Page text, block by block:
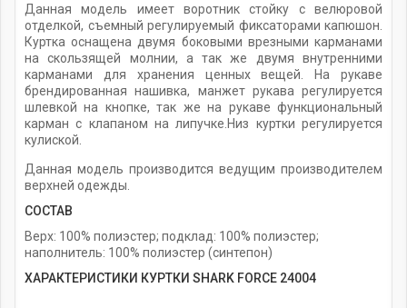
Данная модель имеет воротник стойку с велюровой
отделкой, съемный регулируемый фиксаторами капюшон.
Куртка оснащена двумя боковыми врезными карманами
на скользящей молнии, а так же двумя внутренними
карманами для хранения ценных вещей. На рукаве
брендированная нашивка, манжет рукава регулируется
шлевкой на кнопке, так же на рукаве функциональный
карман с клапаном на липучке.Низ куртки регулируется
кулиской.
Данная модель производится ведущим производителем
верхней одежды.
СОСТАВ
Верх: 100% полиэстер; подклад: 100% полиэстер;
наполнитель: 100% полиэстер (синтепон)
ХАРАКТЕРИСТИКИ КУРТКИ SHARK FORCE 24004